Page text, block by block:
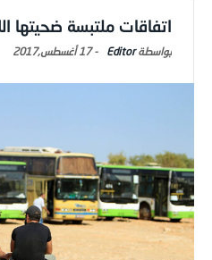
اتفاقات ملتبسة ضحيتها
Editor
-17 أغسطس,2017